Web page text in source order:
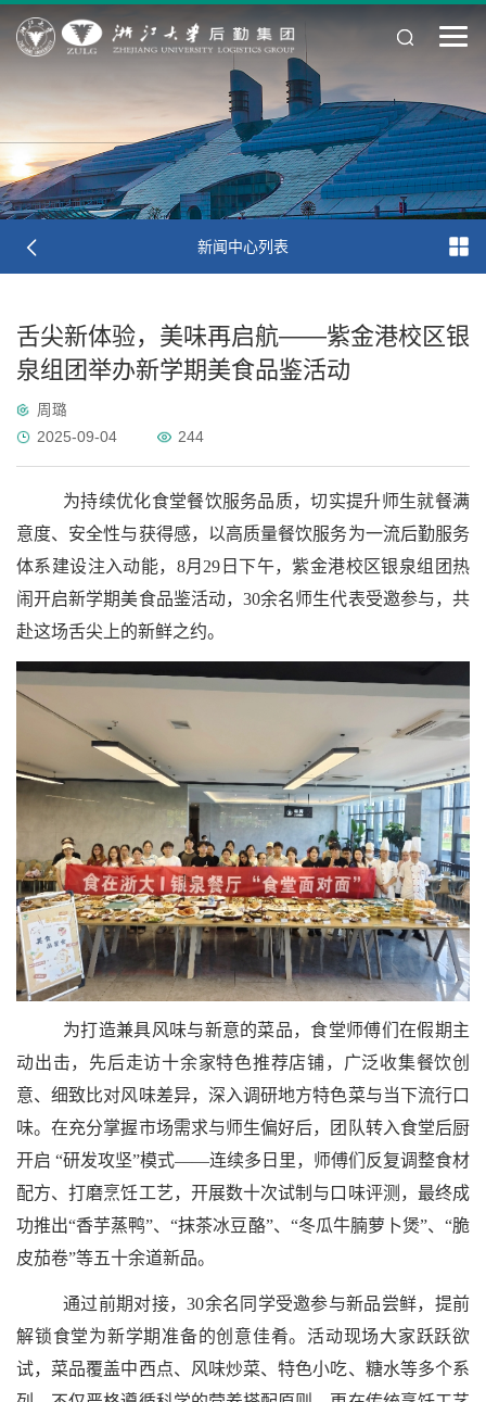
新闻中心列表
舌尖新体验，美味再启航——紫金港校区银
泉组团举办新学期美食品鉴活动
周璐
2025-09-04
244
为持续优化食堂餐饮服务品质，切实提升师生就餐满
意度、安全性与获得感，以高质量餐饮服务为一流后勤服务
体系建设注入动能，8月29日下午，紫金港校区银泉组团热
闹开启新学期美食品鉴活动，30余名师生代表受邀参与，共
赴这场舌尖上的新鲜之约。
为打造兼具风味与新意的菜品，食堂师傅们在假期主
动出击，先后走访十余家特色推荐店铺，广泛收集餐饮创
意、细致比对风味差异，深入调研地方特色菜与当下流行口
味。在充分掌握市场需求与师生偏好后，团队转入食堂后厨
开启 “研发攻坚”模式——连续多日里，师傅们反复调整食材
配方、打磨烹饪工艺，开展数十次试制与口味评测，最终成
功推出“香芋蒸鸭”、“抹茶冰豆酪”、“冬瓜牛腩萝卜煲”、“脆
皮茄卷”等五十余道新品。
通过前期对接，30余名同学受邀参与新品尝鲜，提前
解锁食堂为新学期准备的创意佳肴。活动现场大家跃跃欲
试，菜品覆盖中西点、风味炒菜、特色小吃、糖水等多个系